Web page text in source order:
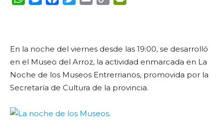
En la noche del viernes desde las 19:00, se desarrolló
en el Museo del Arroz, la actividad enmarcada en La
Noche de los Museos Entrerrianos, promovida por la
Secretaría de Cultura de la provincia.